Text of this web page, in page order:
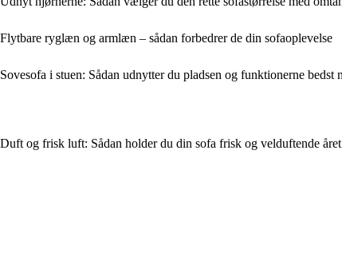
Flytbare ryglæn og armlæn – sådan forbedrer de din sofaoplevelse
Sovesofa i stuen: Sådan udnytter du pladsen og funktionerne bedst
Duft og frisk luft: Sådan holder du din sofa frisk og velduftende